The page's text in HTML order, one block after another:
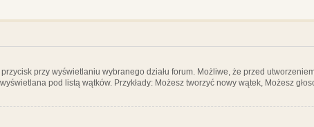
przy wyświetlaniu wybranego działu forum. Możliwe, że przed
pod listą wątków. Przykłady: Możesz tworzyć nowy wątek, Możesz